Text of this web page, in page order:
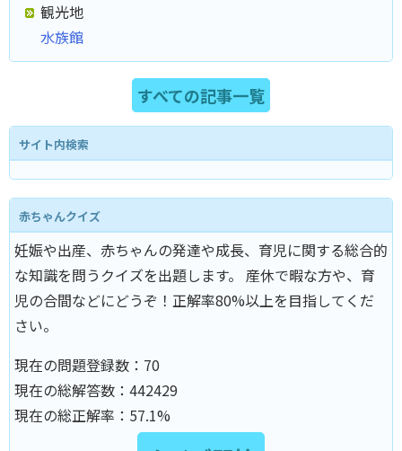
観光地
水族館
すべての記事一覧
サイト内検索
赤ちゃんクイズ
妊娠や出産、赤ちゃんの発達や成長、育児に関する総合的
な知識を問うクイズを出題します。 産休で暇な方や、育
児の合間などにどうぞ！正解率80%以上を目指してくだ
さい。
現在の問題登録数： 70
現在の総解答数： 442429
現在の総正解率： 57.1%